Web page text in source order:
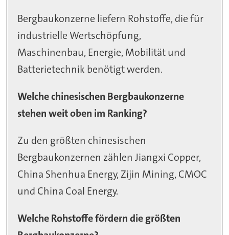
Bergbaukonzerne liefern Rohstoffe, die für
industrielle Wertschöpfung,
Maschinenbau, Energie, Mobilität und
Batterietechnik benötigt werden.
Welche chinesischen Bergbaukonzerne
stehen weit oben im Ranking?
Zu den größten chinesischen
Bergbaukonzernen zählen Jiangxi Copper,
China Shenhua Energy, Zijin Mining, CMOC
und China Coal Energy.
Welche Rohstoffe fördern die größten